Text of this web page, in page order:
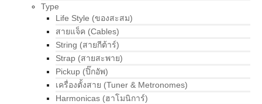
Type
Life Style (ของสะสม)
สายแจ็ค (Cables)
String (สายกีต้าร์)
Strap (สายสะพาย)
Pickup (ปิ๊กอัพ)
เครื่องตั้งสาย (Tuner & Metronomes)
Harmonicas (ฮาโมนิการ์)